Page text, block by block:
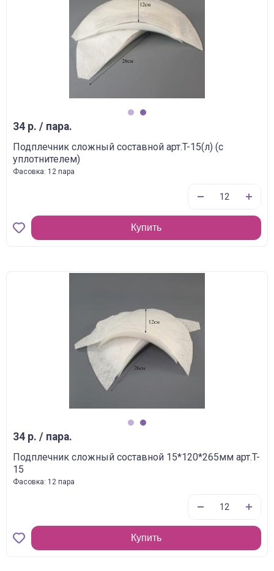
34 р. / пара.
Подплечник сложный составной арт.T-15(л) (с
уплотнителем)
Фасовка: 12 пара
Купить
34 р. / пара.
Подплечник сложный составной 15*120*265мм арт.T-
15
Фасовка: 12 пара
Купить